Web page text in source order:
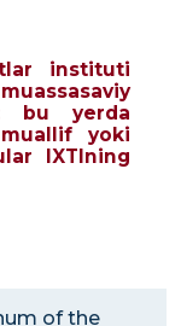
instituti
bu yerda
yoki
IXTIning
of the